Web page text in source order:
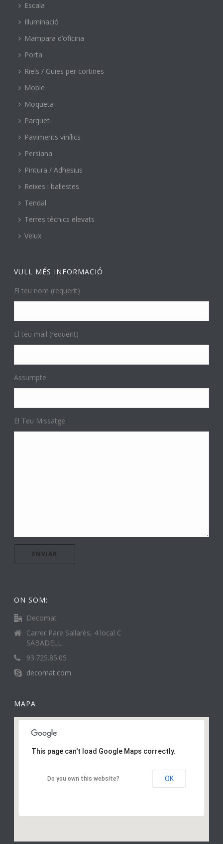
Escala
Il·luminació
Mampara d’oficina
Porta
Riels / Guies per cortines
Moble
Moqueta
Parquet
Paviments vinílics
Persiana
Pintura / Adhesius
Reixes i ballestes
Tendal
Terres tècnics elevats
Velux
VULL MÉS INFORMACIÓ
El teu nom (requerit)
El teu mail (requerit)
Assumpte
El Teu Missatge
ON SOM:
Decomat
Carrer Pare Sallarès, 4 local C
SABADELL
93.725.85.05
decomat.com
MAPA
This page can't load Google Maps correctly.
Do you own this website? OK